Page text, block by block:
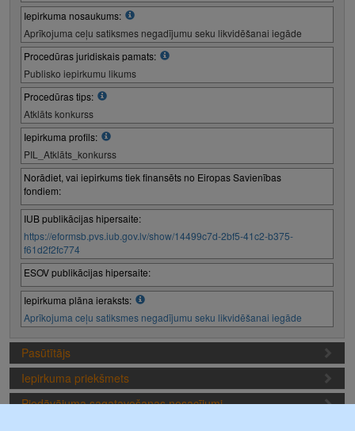
Iepirkuma nosaukums:
Aprīkojuma ceļu satiksmes negadījumu seku likvidēšanai iegāde
Procedūras juridiskais pamats:
Publisko iepirkumu likums
Procedūras tips:
Atklāts konkurss
Iepirkuma profils:
PIL_Atklāts_konkurss
Norādiet, vai iepirkums tiek finansēts no Eiropas Savienības
fondiem:
IUB publikācijas hipersaite:
https://eformsb.pvs.iub.gov.lv/show/14499c7d-2bf5-41c2-b375-
f61d2f2fc774
ESOV publikācijas hipersaite:
Iepirkuma plāna ieraksts:
Aprīkojuma ceļu satiksmes negadījumu seku likvidēšanai iegāde
Pasūtītājs
Iepirkuma priekšmets
Piedāvājuma sagatavošanas nosacījumi